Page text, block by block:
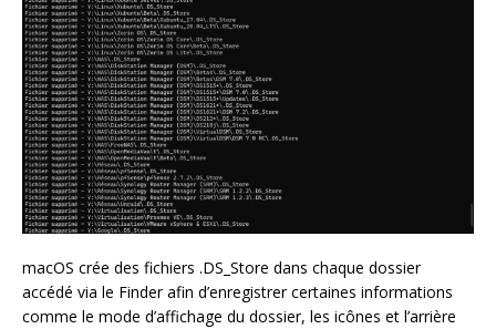
macOS crée des fichiers .DS_Store dans chaque dossier
accédé via le Finder afin d’enregistrer certaines informations
comme le mode d’affichage du dossier, les icônes et l’arrière